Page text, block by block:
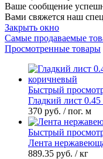
Ваше сообщение
Вами свяжется наш
Закрыть окно
Самые продаваемые
Просмотренные товары
Быстрый
Гладкий лист
370 руб. / пог. м
Быстрый
Лента
889.35 руб. / кг